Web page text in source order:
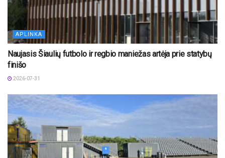
APLINKA
Naujasis Šiaulių futbolo ir regbio maniežas artėja prie statybų
finišo
2026-07-31